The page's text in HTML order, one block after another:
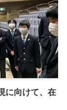
に向けて、在